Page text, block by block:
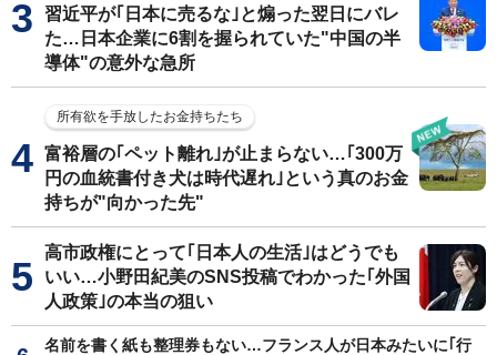
習近平が｢日本に売るな｣と煽った翌日にバレ
た…日本企業に6割を握られていた"中国の半
導体"の意外な急所
所有欲を手放したお金持ちたち
富裕層の｢ペット離れ｣が止まらない…｢300万
円の血統書付き犬は時代遅れ｣という真のお金
持ちが"向かった先"
高市政権にとって｢日本人の生活｣はどうでも
いい…小野田紀美のSNS投稿でわかった｢外国
人政策｣の本当の狙い
名前を書く紙も整理券もない…フランス人が日本みたいに｢行